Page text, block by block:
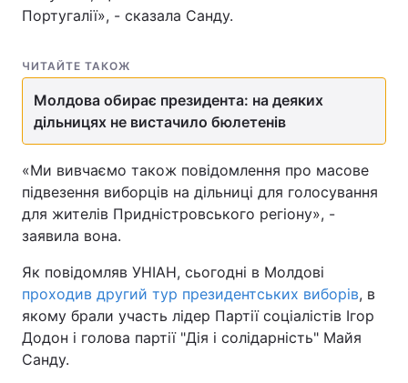
Португалії», - сказала Санду.
ЧИТАЙТЕ ТАКОЖ
Молдова обирає президента: на деяких
дільницях не вистачило бюлетенів
«Ми вивчаємо також повідомлення про масове
підвезення виборців на дільниці для голосування
для жителів Придністровського регіону», -
заявила вона.
Як повідомляв УНІАН, сьогодні в Молдові
проходив другий тур президентських виборів, в
якому брали участь лідер Партії соціалістів Ігор
Додон і голова партії "Дія і солідарність" Майя
Санду.